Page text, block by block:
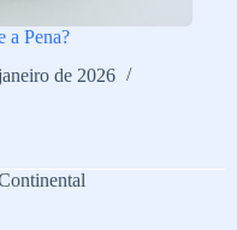
a Pena?
de 2026